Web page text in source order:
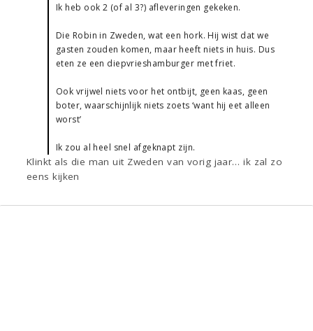
Ik heb ook 2 (of al 3?) afleveringen gekeken.
Die Robin in Zweden, wat een hork. Hij wist dat we
gasten zouden komen, maar heeft niets in huis. Dus
eten ze een diepvrieshamburger met friet.
Ook vrijwel niets voor het ontbijt, geen kaas, geen
boter, waarschijnlijk niets zoets ‘want hij eet alleen
worst’
Ik zou al heel snel afgeknapt zijn.
Klinkt als die man uit Zweden van vorig jaar… ik zal zo
eens kijken